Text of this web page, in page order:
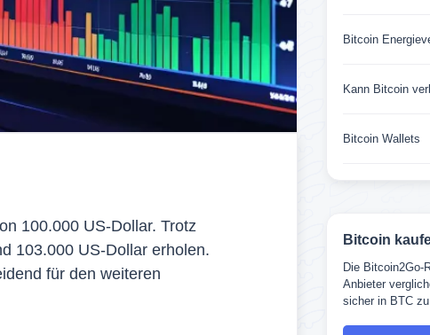
100.000 US-Dollar. Trotz
103.000 US-Dollar erholen.
für den weiteren
Bitcoin
Kann Bitcoin
Bitcoin Wallets
Bitcoin
Die Bitcoin2Go-
Anbieter
sicher in BTC